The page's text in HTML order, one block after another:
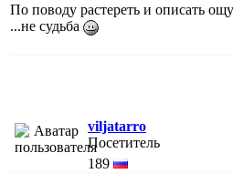
По поводу растереть и описать
...не судьба
viljatarro
Посетитель
189